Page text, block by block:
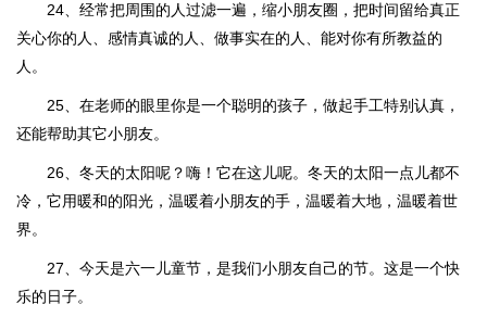
24、经常把周围的人过滤一遍，缩小朋友圈，把时间留给真正
关心你的人、感情真诚的人、做事实在的人、能对你有所教益的
人。
25、在老师的眼里你是一个聪明的孩子，做起手工特别认真，
还能帮助其它小朋友。
26、冬天的太阳呢？嗨！它在这儿呢。冬天的太阳一点儿都不
冷，它用暖和的阳光，温暖着小朋友的手，温暖着大地，温暖着世
界。
27、今天是六一儿童节，是我们小朋友自己的节。这是一个快
乐的日子。